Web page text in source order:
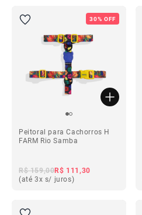
30% OFF
Peitoral para Cachorros H
FARM Rio Samba
R$ 159,00R$ 111,30
(até 3x s/ juros)